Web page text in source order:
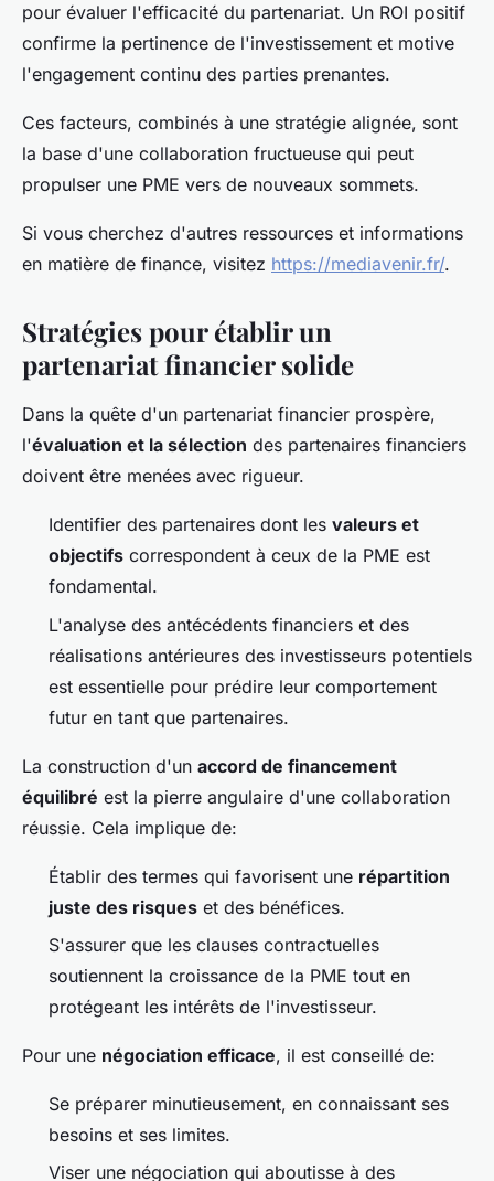
pour évaluer l'efficacité du partenariat. Un ROI positif
confirme la pertinence de l'investissement et motive
l'engagement continu des parties prenantes.
Ces facteurs, combinés à une stratégie alignée, sont
la base d'une collaboration fructueuse qui peut
propulser une PME vers de nouveaux sommets.
Si vous cherchez d'autres ressources et informations
en matière de finance, visitez https://mediavenir.fr/.
Stratégies pour établir un
partenariat financier solide
Dans la quête d'un partenariat financier prospère,
l'évaluation et la sélection des partenaires financiers
doivent être menées avec rigueur.
Identifier des partenaires dont les valeurs et
objectifs correspondent à ceux de la PME est
fondamental.
L'analyse des antécédents financiers et des
réalisations antérieures des investisseurs potentiels
est essentielle pour prédire leur comportement
futur en tant que partenaires.
La construction d'un accord de financement
équilibré est la pierre angulaire d'une collaboration
réussie. Cela implique de:
Établir des termes qui favorisent une répartition
juste des risques et des bénéfices.
S'assurer que les clauses contractuelles
soutiennent la croissance de la PME tout en
protégeant les intérêts de l'investisseur.
Pour une négociation efficace, il est conseillé de:
Se préparer minutieusement, en connaissant ses
besoins et ses limites.
Viser une négociation qui aboutisse à des